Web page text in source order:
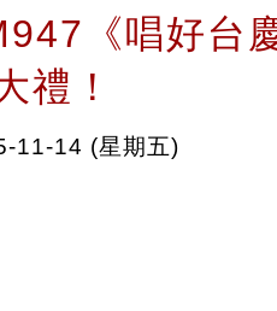
《唱好台
禮！
11-14 (星期五)